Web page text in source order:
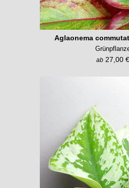
Aglaonema
ab 27,00 €